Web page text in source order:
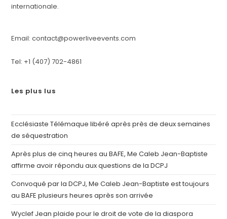
internationale.
Email: contact@powerliveevents.com
Tel: +1 (407) 702-4861
Les plus lus
Ecclésiaste Télémaque libéré après près de deux semaines
de séquestration
Après plus de cinq heures au BAFE, Me Caleb Jean-Baptiste
affirme avoir répondu aux questions de la DCPJ
Convoqué par la DCPJ, Me Caleb Jean-Baptiste est toujours
au BAFE plusieurs heures après son arrivée
Wyclef Jean plaide pour le droit de vote de la diaspora